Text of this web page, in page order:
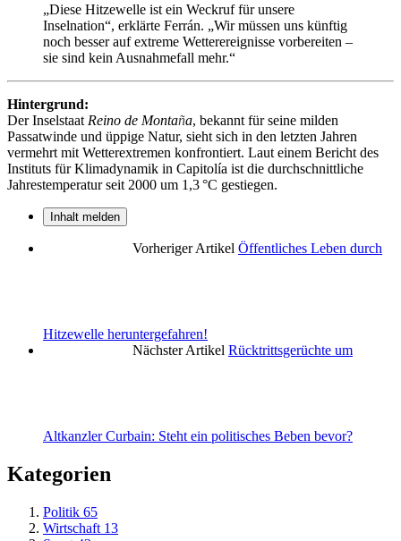
„Diese Hitzewelle ist ein Weckruf für unsere
Inselnation“, erklärte Ferrán. „Wir müssen uns künftig
noch besser auf extreme Wetterereignisse vorbereiten –
sie sind kein Ausnahmefall mehr.“
Hintergrund:
Der Inselstaat Reino de Montaña, bekannt für seine milden
Passatwinde und üppige Natur, sieht sich in den letzten Jahren
vermehrt mit Wetterextremen konfrontiert. Laut einem Bericht des
Instituts für Klimadynamik in Capitolía ist die durchschnittliche
Jahrestemperatur seit 2000 um 1,3 °C gestiegen.
Inhalt melden
Vorheriger Artikel Öffentliches Leben durch
Hitzewelle heruntergefahren!
Nächster Artikel Rücktrittsgerüchte um
Altkanzler Curbain: Steht ein politisches Beben bevor?
Kategorien
Politik 65
Wirtschaft 13